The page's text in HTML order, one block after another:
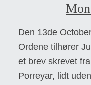
Den 13de
Ordene tilhører
et brev skrevet
Porreyar, lidt